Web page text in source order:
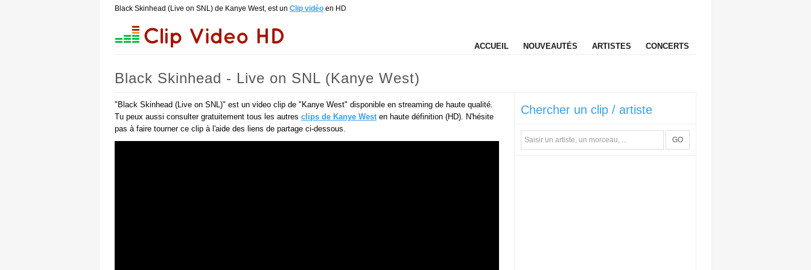
Black Skinhead (Live on SNL) de Kanye West, est un Clip vidéo en HD
ACCUEIL NOUVEAUTÉS ARTISTES CONCERTS
Black Skinhead - Live on SNL (Kanye West)
"Black Skinhead (Live on SNL)" est un video clip de "Kanye West" disponible en streaming de haute qualité.
Tu peux aussi consulter gratuitement tous les autres clips de Kanye Westen haute définition (HD). N'hésite
pas à faire tourner ce clip à l'aide des liens de partage ci-dessous.
Chercher un clip / artiste
GO